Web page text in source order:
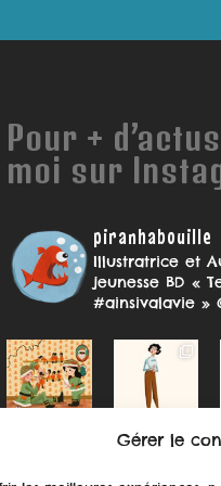
Gérer le
Pour +
moi sur
piranhabouille
Illustratrice et
jeunesse BD «
#ainsivalavie »